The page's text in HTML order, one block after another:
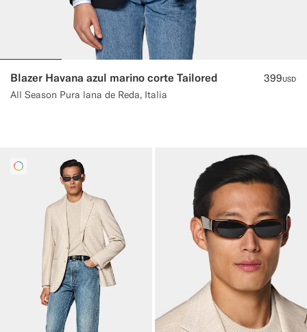
Blazer Havana azul marino corte Tailored
All Season Pura lana de Reda, Italia
399USD